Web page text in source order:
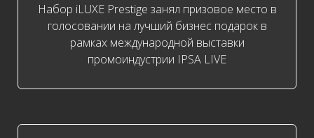
Набор iLUXE Prestige занял призовое место в
голосовании на лучший бизнес подарок в
рамках международной выставки
промоиндустрии IPSA LIVE